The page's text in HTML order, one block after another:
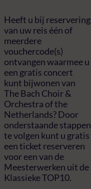
Heeft u bij reservering
van uw reis één of
meerdere
vouchercode(s)
ontvangen waarmee u
een gratis concert
kunt bijwonen van
The Bach Choir &
Orchestra of the
Netherlands? Door
onderstaande stappen
te volgen kunt u gratis
een ticket reserveren
voor een van de
Meesterwerken uit de
Klassieke TOP10.